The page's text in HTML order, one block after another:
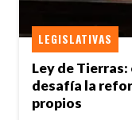
Ley de
desafía la
propios
LEGISLATIVAS